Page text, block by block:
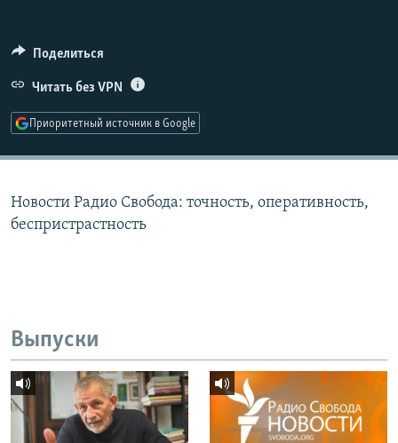
ПОДПИШИТЕСЬ НА РАССЫЛКУ
СОЦИАЛЬНЫЕ СЕТИ
Поделиться
Читать без VPN
Приоритетный источник в Google
Новости Радио Свобода: точность, оперативность,
беспристрастность
Выпуски